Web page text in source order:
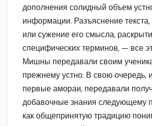
дополнения солидный объем
информации. Разъяснение
или сужение его смысла,
специфических терминов, — все
Мишны передавали своим
прежнему устно. В свою очередь,
первые амораи, передавали
добавочные знания следующему
как общепринятую традицию